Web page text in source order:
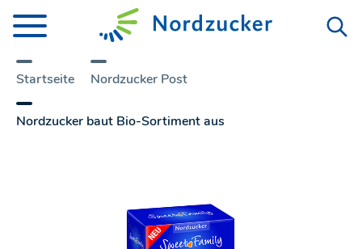
Startseite Nordzucker Post
Nordzucker baut Bio-Sortiment aus